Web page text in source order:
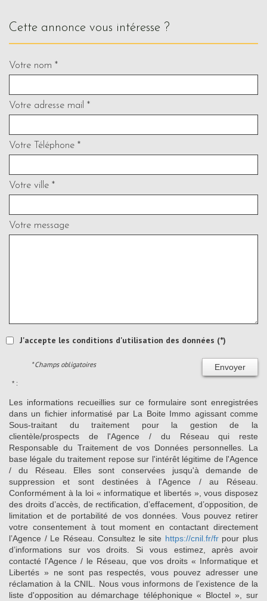
cette annonce vous intéresse ?
Votre nom *
Votre adresse mail *
Votre Téléphone *
Votre ville *
Votre message
J'accepte les conditions d'utilisation des données (*)
Envoyer
* Champs obligatoires
* :
Les informations recueillies sur ce formulaire sont enregistrées
dans un fichier informatisé par La Boite Immo agissant comme
Sous-traitant du traitement pour la gestion de la
clientèle/prospects de l'Agence / du Réseau qui reste
Responsable du Traitement de vos Données personnelles. La
base légale du traitement repose sur l'intérêt légitime de l'Agence
/ du Réseau. Elles sont conservées jusqu'à demande de
suppression et sont destinées à l'Agence / au Réseau.
Conformément à la loi « informatique et libertés », vous disposez
des droits d’accès, de rectification, d’effacement, d’opposition, de
limitation et de portabilité de vos données. Vous pouvez retirer
votre consentement à tout moment en contactant directement
l’Agence / Le Réseau. Consultez le site https://cnil.fr/frpour plus
d’informations sur vos droits. Si vous estimez, après avoir
contacté l'Agence / le Réseau, que vos droits « Informatique et
Libertés » ne sont pas respectés, vous pouvez adresser une
réclamation à la CNIL. Nous vous informons de l’existence de la
liste d'opposition au démarchage téléphonique « Bloctel », sur